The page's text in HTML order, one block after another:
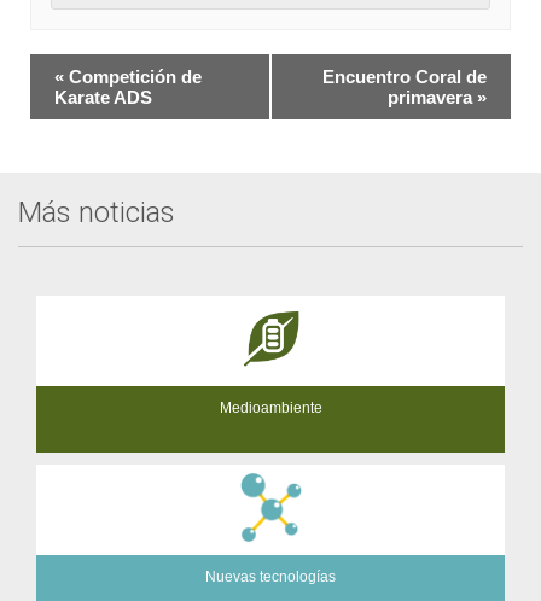
Navegación
del
« Competición de
Karate ADS
Encuentro Coral de
primavera »
Más noticias
Medioambiente
Nuevas tecnologías